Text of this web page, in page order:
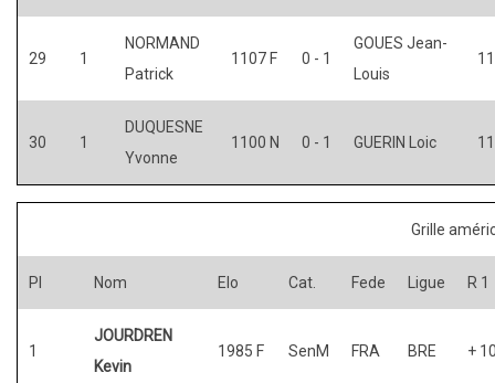
29 1
NORMAND
Patrick
1107 F 0 - 1
GOUES Jean-
Louis
30 1
DUQUESNE
Yvonne
1100 N 0 - 1 GUERIN Loic
Grille
Pl Nom Elo Cat. Fede Ligue R 1
1
JOURDREN
Kevin
1985 F SenM FRA BRE +